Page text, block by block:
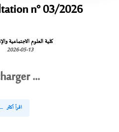
n° 03/2026
كلية العلوم الاجتماعية
2026-05-13
...
اقرأ أكثر